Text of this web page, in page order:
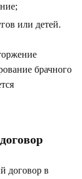
или детей.
брачного
договор в